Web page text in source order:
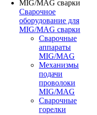
Сварочное
оборудование для
MIG/MAG сварки
Сварочные
аппараты
MIG/MAG
Механизмы
подачи
проволоки
MIG/MAG
Сварочные
горелки